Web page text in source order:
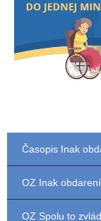
Časopis Inak
OZ Inak obdarení
OZ Spolu to